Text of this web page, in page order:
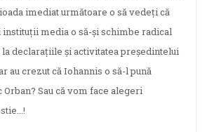
imediat următoare o să vedeți că
media o să-și schimbe radical
declarațiile și activitatea președintelui
au crezut că Iohannis o să-l pună
Sau că vom face alegeri